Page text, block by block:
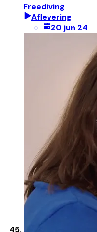
Freediving
Aflevering
20 jun 24